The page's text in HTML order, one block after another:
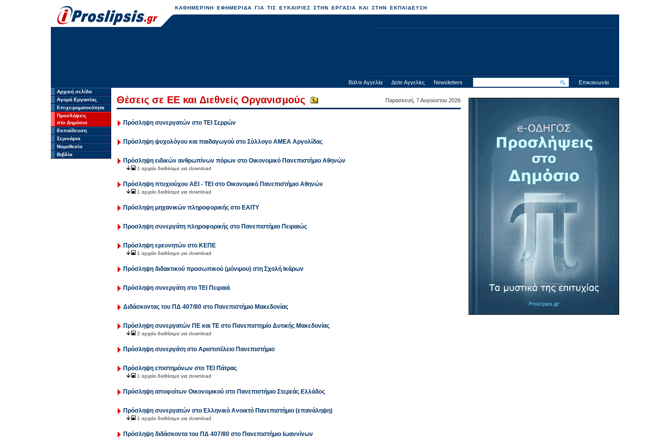
ΚΑΘΗΜΕΡΙΝΗ ΕΦΗΜΕΡΙΔΑ ΓΙΑ ΤΙΣ ΕΥΚΑΙΡΙΕΣ ΣΤΗΝ ΕΡΓΑΣΙΑ ΚΑΙ ΣΤΗΝ ΕΚΠΑΙΔΕΥΣΗ
Βάλτε Αγγελία Δείτε Αγγελίες Newsletters Επικοινωνία
Αρχική σελίδα
Αγορά Εργασίας
Επιχειρηματικότητα
Προσλήψεις
στο Δημόσιο
Εκπαίδευση
Σεμινάρια
Νομοθεσία
Βιβλία
Θέσεις σε ΕΕ και Διεθνείς Οργανισμούς Παρασκευή, 7 Αυγούστου 2026
Πρόσληψη συνεργατών στο ΤΕΙ Σερρών
Πρόσληψη ψυχολόγου και παιδαγωγού στο Σύλλογο ΑΜΕΑ Αργολίδας
Πρόσληψη ειδικών ανθρωπίνων πόρων στο Οικονομικό Πανεπιστήμιο Αθηνών
1 αρχεία διαθέσιμα για download
Πρόσληψη πτυχιούχου ΑΕΙ - ΤΕΙ στο Οικονομικό Πανεπιστήμιο Αθηνών
1 αρχεία διαθέσιμα για download
Πρόσληψη μηχανικών πληροφορικής στο ΕΑΙΤΥ
Προσληψη συνεργάτη πληροφορικής στο Πανεπιστήμιο Πειραιώς
Πρόσληψη ερευνητών στο ΚΕΠΕ
1 αρχεία διαθέσιμα για download
Πρόσληψη διδακτικού προσωπικού (μόνιμου) στη Σχολή Ικάρων
Πρόσληψη συνεργάτη στο ΤΕΙ Πειραιά
Διδάσκοντας του ΠΔ 407/80 στο Πανεπιστήμιο Μακεδονίας
Πρόσληψη συνεργατών ΠΕ και ΤΕ στο Πανεπιστημίο Δυτικής Μακεδονίας
2 αρχεία διαθέσιμα για download
Πρόσληψη συνεργάτη στο Αριστοτέλειο Πανεπιστήμιο
Πρόσληψη επιστημόνων στο ΤΕΙ Πάτρας
1 αρχεία διαθέσιμα για download
Πρόσληψη αποφοίτων Οικονομικού στο Πανεπιστήμιο Στερεάς Ελλάδος
Πρόσληψη συνεργατών στο Ελληνικό Ανοικτό Πανεπιστήμιο (επανάληψη)
1 αρχεία διαθέσιμα για download
Πρόσληψη διδάσκοντα του ΠΔ 407/80 στο Πανεπιστήμιο Ιωαννίνων